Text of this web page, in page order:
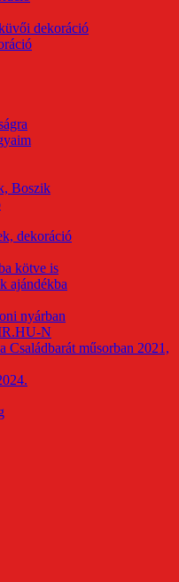
dekoráció
Boszik
dekoráció
kötve is
ajándékba
nyárban
N
Családbarát műsorban 2021,